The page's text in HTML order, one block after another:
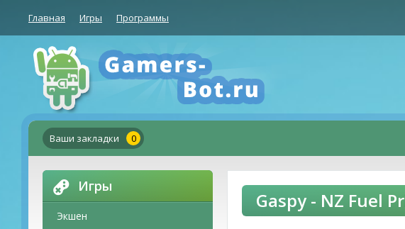
Главная Игры Программы
Ваши закладки 0
Игры
Экшен
Gaspy - NZ Fuel